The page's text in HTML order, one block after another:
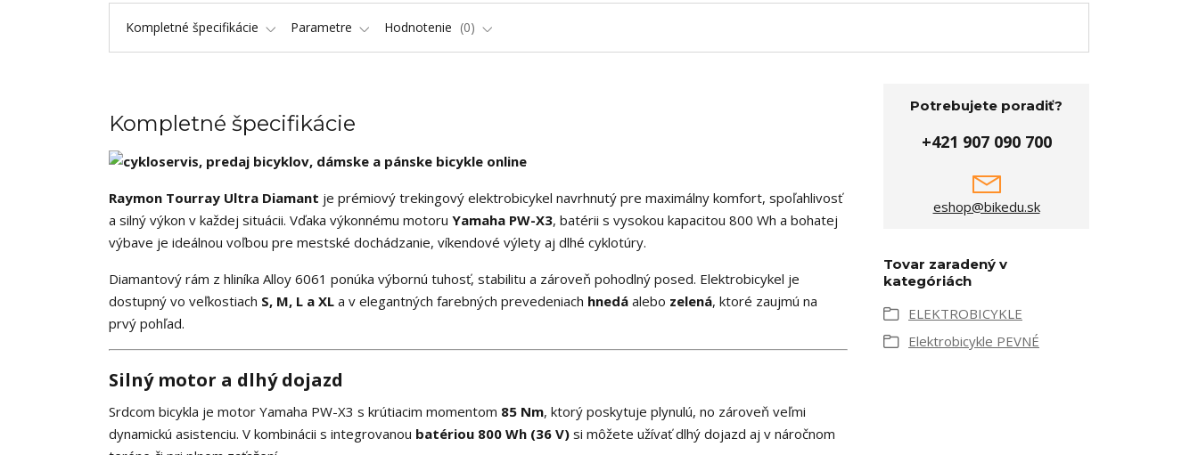
Kompletné špecifikácie Parametre Hodnotenie 0
Kompletné špecifikácie
Raymon Tourray Ultra Diamant je prémiový trekingový elektrobicykel navrhnutý pre maximálny komfort, spoľahlivosť
a silný výkon v každej situácii. Vďaka výkonnému motoru Yamaha PW-X3, batérii s vysokou kapacitou 800 Wh a bohatej
výbave je ideálnou voľbou pre mestské dochádzanie, víkendové výlety aj dlhé cyklotúry.
Diamantový rám z hliníka Alloy 6061 ponúka výbornú tuhosť, stabilitu a zároveň pohodlný posed. Elektrobicykel je
dostupný vo veľkostiach S, M, L a XL a v elegantných farebných prevedeniach hnedá alebo zelená, ktoré zaujmú na
prvý pohľad.
Silný motor a dlhý dojazd
Srdcom bicykla je motor Yamaha PW-X3 s krútiacim momentom 85 Nm, ktorý poskytuje plynulú, no zároveň veľmi
dynamickú asistenciu. V kombinácii s integrovanou batériou 800 Wh (36 V) si môžete užívať dlhý dojazd aj v náročnom
Potrebujete poradiť?
+421 907 090 700
eshop@bikedu.sk
Tovar zaradený v
kategóriách
ELEKTROBICYKLE
Elektrobicykle PEVNÉ